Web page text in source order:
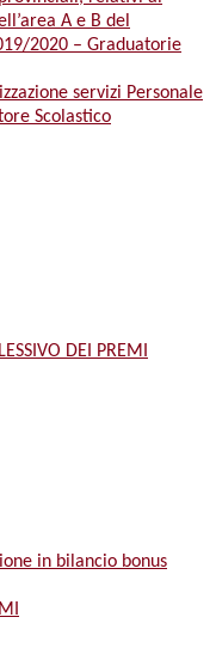
A e B del
2020 – Graduatorie
servizi Personale
Scolastico
DEI PREMI
in bilancio bonus